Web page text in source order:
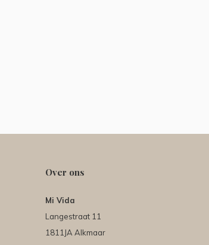
Over ons
Mi Vida
Langestraat 11
1811JA Alkmaar